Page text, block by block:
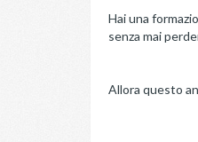
Hai una
senza mai
Allora questo